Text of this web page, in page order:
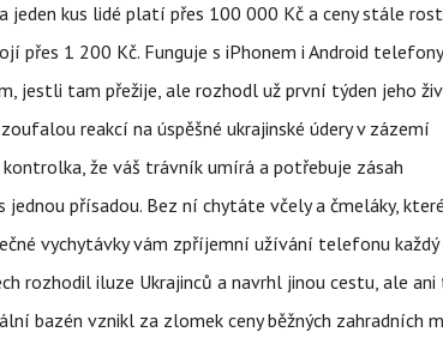
jeden kus lidé platí přes 100 000 Kč a ceny stále
přes 1 200 Kč. Funguje s iPhonem i Android telefony
jestli tam přežije, ale rozhodl už první týden jeho
reakcí na úspěšné ukrajinské údery v zázemí
že váš trávník umírá a potřebuje zásah
přísadou. Bez ní chytáte včely a čmeláky,
vychytávky vám zpříjemní užívání telefonu každý
rozhodil iluze Ukrajinců a navrhl jinou cestu, ale
bazén vznikl za zlomek ceny běžných zahradních